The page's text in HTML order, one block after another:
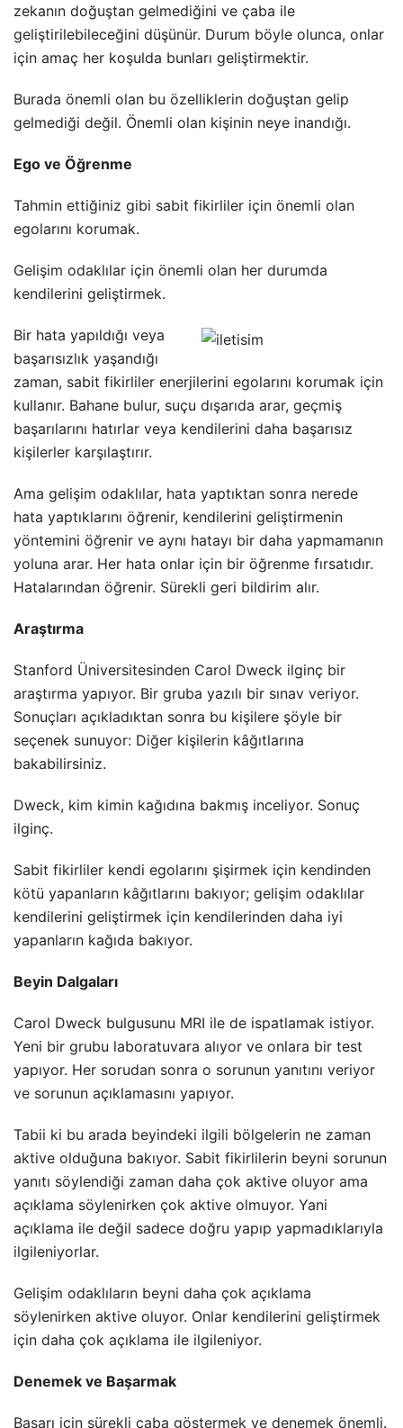
zekanın doğuştan gelmediğini ve çaba ile
geliştirilebileceğini düşünür. Durum böyle olunca, onlar
için amaç her koşulda bunları geliştirmektir.
Burada önemli olan bu özelliklerin doğuştan gelip
gelmediği değil. Önemli olan kişinin neye inandığı.
Ego ve Öğrenme
Tahmin ettiğiniz gibi sabit fikirliler için önemli olan
egolarını korumak.
Gelişim odaklılar için önemli olan her durumda
kendilerini geliştirmek.
Bir hata yapıldığı veya
başarısızlık yaşandığı
zaman, sabit fikirliler enerjilerini egolarını korumak için
kullanır. Bahane bulur, suçu dışarıda arar, geçmiş
başarılarını hatırlar veya kendilerini daha başarısız
kişilerler karşılaştırır.
Ama gelişim odaklılar, hata yaptıktan sonra nerede
hata yaptıklarını öğrenir, kendilerini geliştirmenin
yöntemini öğrenir ve aynı hatayı bir daha yapmamanın
yoluna arar. Her hata onlar için bir öğrenme fırsatıdır.
Hatalarından öğrenir. Sürekli geri bildirim alır.
Araştırma
Stanford Üniversitesinden Carol Dweck ilginç bir
araştırma yapıyor. Bir gruba yazılı bir sınav veriyor.
Sonuçları açıkladıktan sonra bu kişilere şöyle bir
seçenek sunuyor: Diğer kişilerin kâğıtlarına
bakabilirsiniz.
Dweck, kim kimin kağıdına bakmış inceliyor. Sonuç
ilginç.
Sabit fikirliler kendi egolarını şişirmek için kendinden
kötü yapanların kâğıtlarını bakıyor; gelişim odaklılar
kendilerini geliştirmek için kendilerinden daha iyi
yapanların kağıda bakıyor.
Beyin Dalgaları
Carol Dweck bulgusunu MRI ile de ispatlamak istiyor.
Yeni bir grubu laboratuvara alıyor ve onlara bir test
yapıyor. Her sorudan sonra o sorunun yanıtını veriyor
ve sorunun açıklamasını yapıyor.
Tabii ki bu arada beyindeki ilgili bölgelerin ne zaman
aktive olduğuna bakıyor. Sabit fikirlilerin beyni sorunun
yanıtı söylendiği zaman daha çok aktive oluyor ama
açıklama söylenirken çok aktive olmuyor. Yani
açıklama ile değil sadece doğru yapıp yapmadıklarıyla
ilgileniyorlar.
Gelişim odaklıların beyni daha çok açıklama
söylenirken aktive oluyor. Onlar kendilerini geliştirmek
için daha çok açıklama ile ilgileniyor.
Denemek ve Başarmak
Başarı için sürekli çaba göstermek ve denemek önemli.